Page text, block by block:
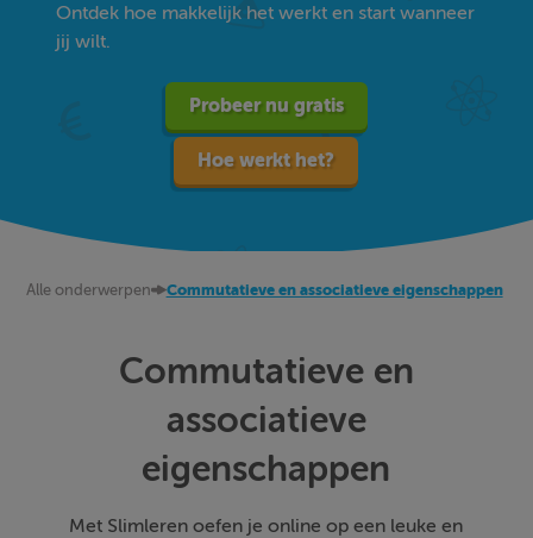
Ontdek hoe makkelijk het werkt en start wanneer
jij wilt.
Probeer nu gratis
Hoe werkt het?
Alle onderwerpen Commutatieve en associatieve eigenschappen
Commutatieve en
associatieve
eigenschappen
Met Slimleren oefen je online op een leuke en